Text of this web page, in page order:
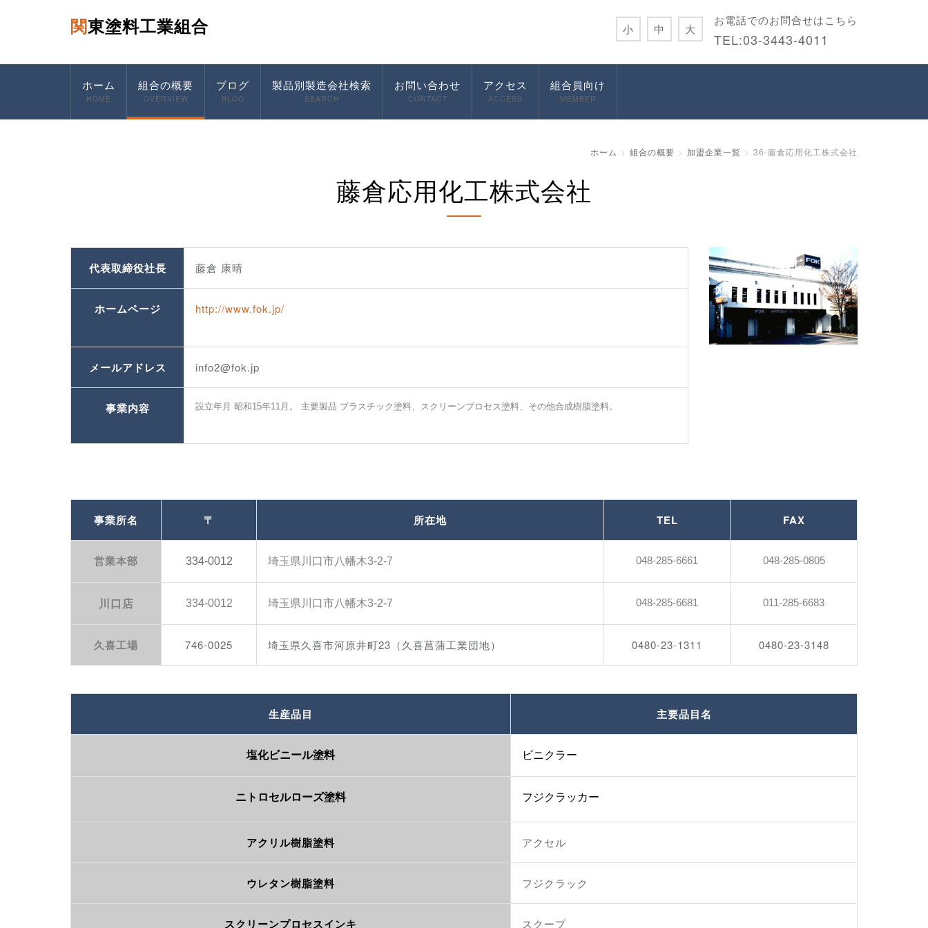
関東塗料工業組合 お電話でのお問合せはこちら
TEL:03-3443-4011
小 中 大
ホーム
HOME
組合の概要
OVERVIEW
ブログ
BLOG
製品別製造会社検索
SEARCH
お問い合わせ
CONTACT
アクセス
ACCESS
組合員向け
MEMBER
ホーム 組合の概要 加盟企業一覧 36-藤倉応用化工株式会社
藤倉応用化工株式会社
代表取締役社長 藤倉 康晴
ホームページ http://www.fok.jp/
メールアドレス info2@fok.jp
事業内容 設立年月 昭和15年11月。 主要製品 プラスチック塗料、スクリーンプロセス塗料、その他合成樹脂塗料。
事業所名 〒 所在地 TEL FAX
営業本部 334-0012 埼玉県川口市八幡木3-2-7 048-285-6661 048-285-0805
川口店 334-0012 埼玉県川口市八幡木3-2-7 048-285-6681 011-285-6683
久喜工場 746-0025 埼玉県久喜市河原井町23（久喜菖蒲工業団地） 0480-23-1311 0480-23-3148
生産品目 主要品目名
塩化ビニール塗料 ビニクラー
ニトロセルローズ塗料 フジクラッカー
アクリル樹脂塗料 アクセル
ウレタン樹脂塗料 フジクラック
スクリーンプロセスインキ スクープ